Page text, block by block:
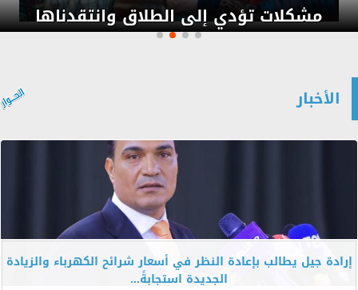
في غزة
الأخبار
إرادة جيل يطالب بإعادة النظر في أسعار شرائح الكهرباء والزيادة
الجديدة استجابةً...